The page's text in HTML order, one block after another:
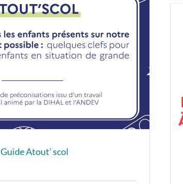
Guide Atout’ scol